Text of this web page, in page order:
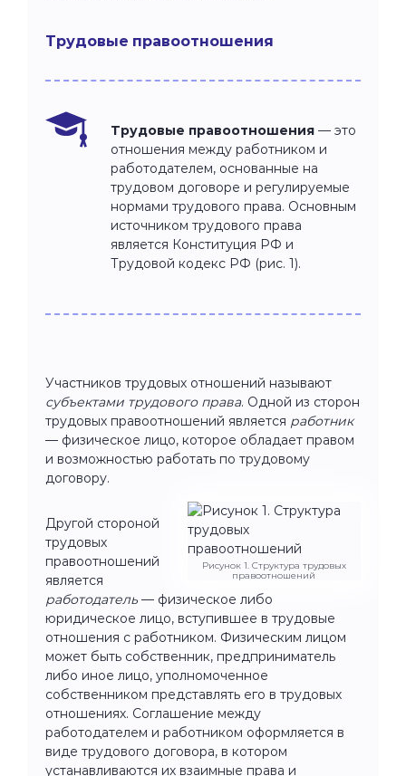
Трудовые правоотношения
Трудовые правоотношения — это
отношения между работником и
работодателем, основанные на
трудовом договоре и регулируемые
нормами трудового права. Основным
источником трудового права
является Конституция РФ и
Трудовой кодекс РФ (рис. 1).
Участников трудовых отношений называют
субъектами трудового права. Одной из сторон
трудовых правоотношений является работник
— физическое лицо, которое обладает правом
и возможностью работать по трудовому
договору.
Рисунок 1. Структура трудовых
правоотношений
Другой стороной
трудовых
правоотношений
является
работодатель — физическое либо
юридическое лицо, вступившее в трудовые
отношения с работником. Физическим лицом
может быть собственник, предприниматель
либо иное лицо, уполномоченное
собственником представлять его в трудовых
отношениях. Соглашение между
работодателем и работником оформляется в
виде трудового договора, в котором
устанавливаются их взаимные права и